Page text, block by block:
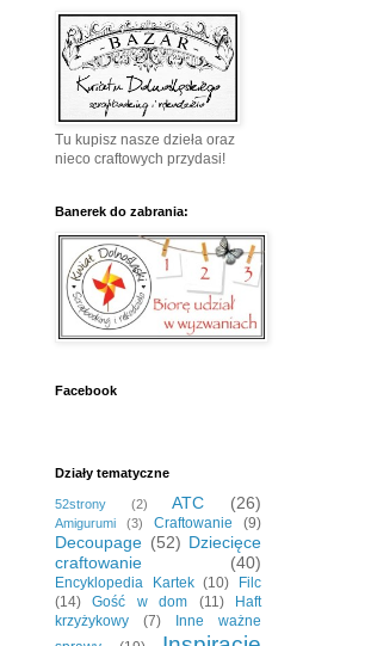
Tu kupisz nasze dzieła oraz
nieco craftowych przydasi!
Banerek do zabrania:
Facebook
Działy tematyczne
52strony (2) ATC (26)
Amigurumi (3) Craftowanie (9)
Decoupage (52) Dziecięce
craftowanie
(40)
Encyklopedia Kartek (10)
Filc
(14)
Gość w dom (11)
Haft
krzyżykowy
(7)
Inne ważne